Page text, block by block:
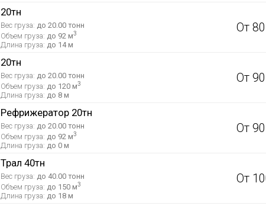
20тн
Вес груза: до 20.00 тонн
Объем груза: до 92 м3
Длина груза: до 14 м
От
20тн
Вес груза: до 20.00 тонн
Объем груза: до 120 м3
Длина груза: до 8 м
От
Рефрижератор 20тн
Вес груза: до 20.00 тонн
Объем груза: до 92 м3
Длина груза: до 0 м
От
Трал 40тн
Вес груза: до 40.00 тонн
Объем груза: до 150 м3
Длина груза: до 18 м
От